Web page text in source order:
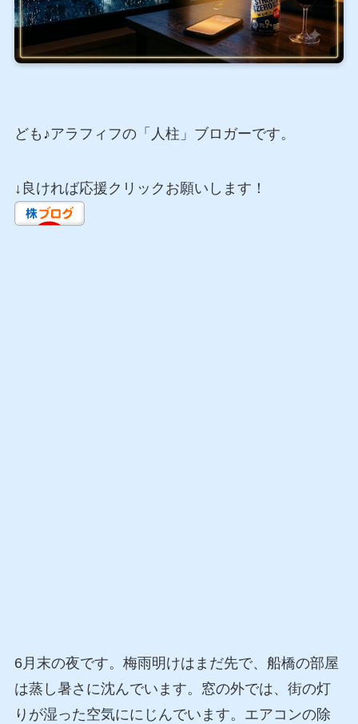
ども♪アラフィフの「人柱」ブロガーです。
↓良ければ応援クリックお願いします！
6月末の夜です。梅雨明けはまだ先で、船橋の部屋
は蒸し暑さに沈んでいます。窓の外では、街の灯
りが湿った空気ににじんでいます。エアコンの除